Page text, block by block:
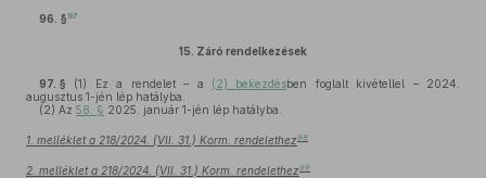
96. § 97
15. Záró rendelkezések
97. § (1) Ez a rendelet – a (2) bekezdésben foglalt kivétellel – 2024.
augusztus 1-jén lép hatályba.
(2) Az 58. § 2025. január 1-jén lép hatályba.
1. melléklet a 218/2024. (VII. 31.) Korm. rendelethez98
2. melléklet a 218/2024. (VII. 31.) Korm. rendelethez99